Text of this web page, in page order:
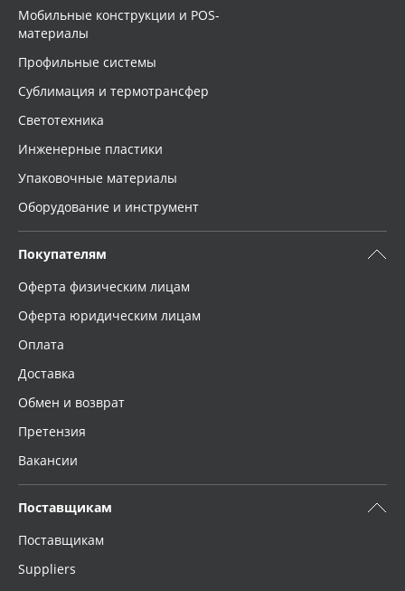
Мобильные конструкции и POS-
материалы
Профильные системы
Сублимация и термотрансфер
Светотехника
Инженерные пластики
Упаковочные материалы
Оборудование и инструмент
Покупателям
Оферта физическим лицам
Оферта юридическим лицам
Оплата
Доставка
Обмен и возврат
Претензия
Вакансии
Поставщикам
Поставщикам
Suppliers